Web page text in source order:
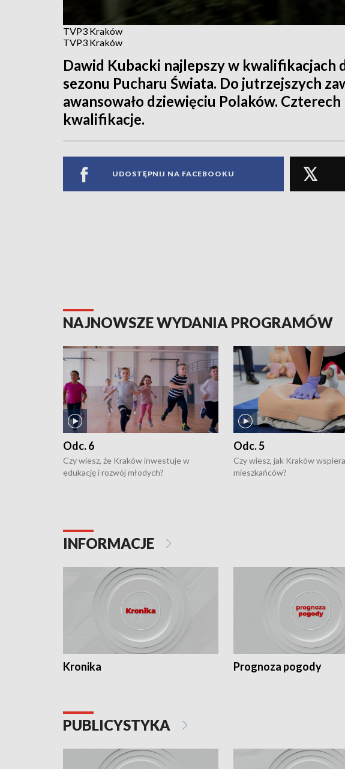
TVP3 Kraków
TVP3 Kraków
Dawid Kubacki najlepszy w kwalifikacjach
sezonu Pucharu Świata. Do jutrzejszych
awansowało dziewięciu Polaków.
kwalifikacje.
UDOSTĘPNIJ NA FACEBOOKU
NAJNOWSZE WYDANIA PROGRAMÓW
Odc. 6
Czy wiesz, że Kraków inwestuje w
edukację i rozwój młodych?
Odc. 5
Czy wiesz, jak Kraków
mieszkańców?
INFORMACJE
Kronika Prognoza pogody
PUBLICYSTYKA